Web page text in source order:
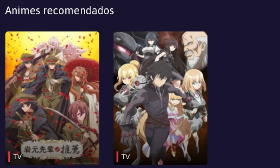
Animes recomendados
TV TV